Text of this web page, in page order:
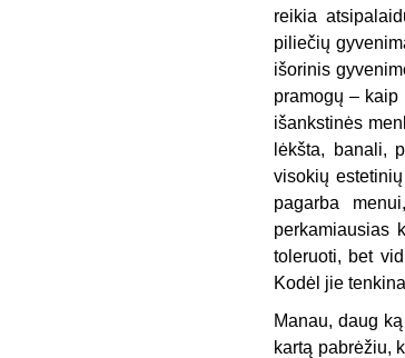
reikia
piliečių
išorinis
pramogų – kaip
išankstinės
lėkšta, banali,
visokių
pagarba
perkamiausias
toleruoti, bet
Kodėl jie
Manau, daug
kartą pabrėžiu,